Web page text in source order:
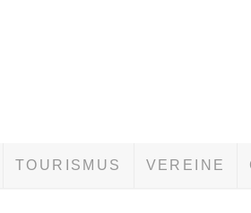
TOURISMUS VEREINE